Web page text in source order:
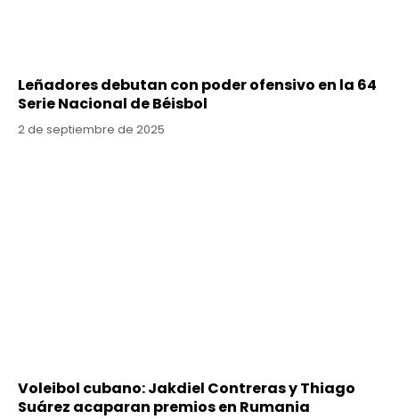
Leñadores debutan con poder ofensivo en la 64
Serie Nacional de Béisbol
2 de septiembre de 2025
Voleibol cubano: Jakdiel Contreras y Thiago
Suárez acaparan premios en Rumania